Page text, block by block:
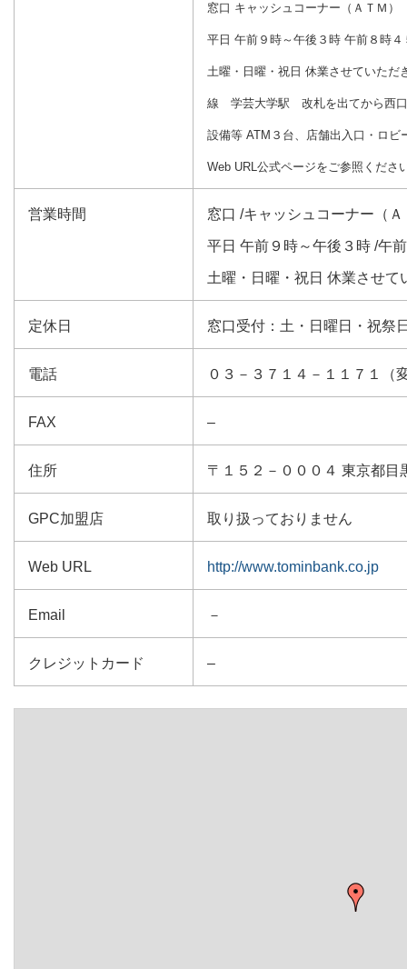
窓口 キャッシュコーナー（ＡＴＭ）
平日 午前９時～午後３時 午前８時
土曜・日曜・祝日 休業させてい
線 学芸大学駅 改札を出てから西口
設備等 ATM３台、店舗出入口・ロ
Web URL公式ページをご参照くださ
営業時間 窓口 /キャッシュコーナー（Ａ
平日 午前９時～午後３時 /午
土曜・日曜・祝日 休業させ
定休日 窓口受付：土・日曜日・祝祭
電話 ０３－３７１４－１１７１（
FAX –
住所 〒１５２－０００４ 東京都目
GPC加盟店 取り扱っておりません
Web URL http://www.tominbank.co.jp
Email －
クレジットカード –